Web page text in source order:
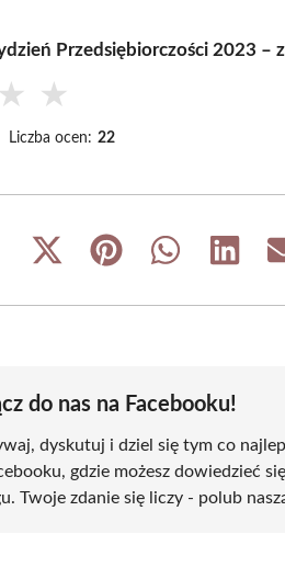
Przedsiębiorczości 2023 –
★ ★
Liczba ocen: 22
Share
(Twitter)
Share
Share
Share
do nas na Facebooku!
dyskutuj i dziel się tym co
gdzie możesz dowiedzieć
Twoje zdanie się liczy - polub